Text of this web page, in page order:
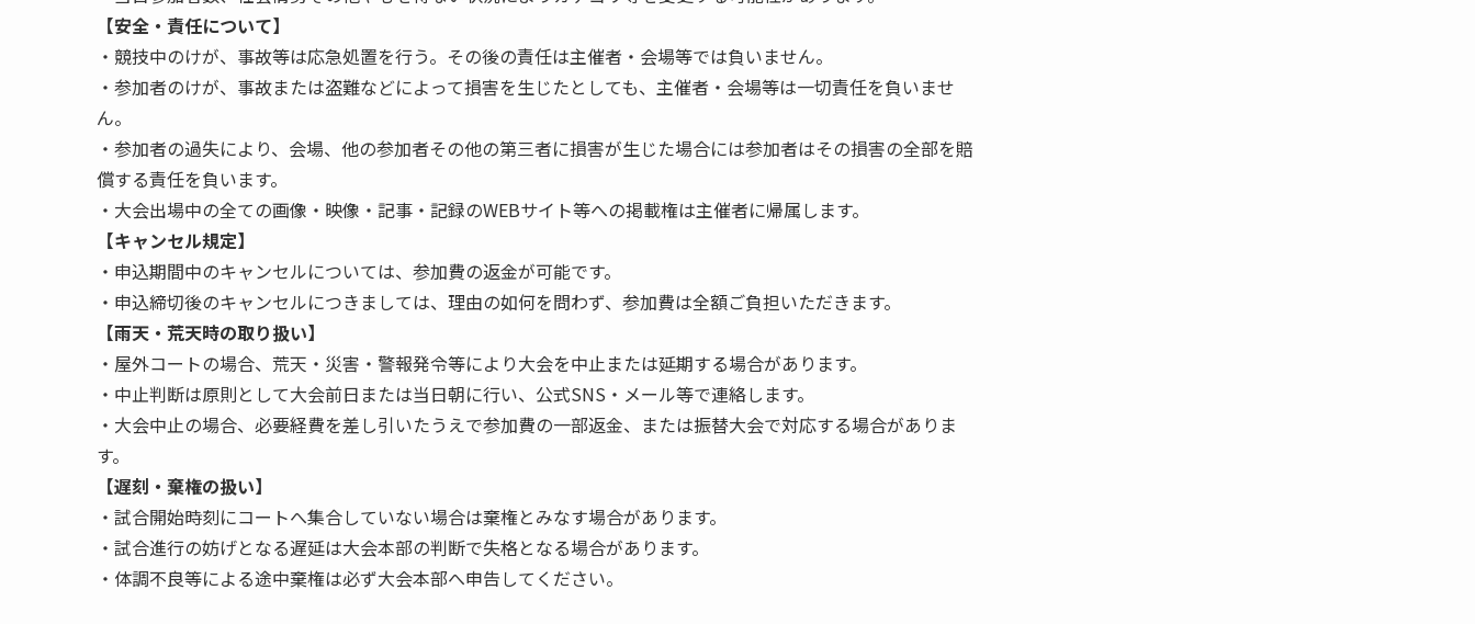
【安全・責任について】
・競技中のけが、事故等は応急処置を行う。その後の責任は主催者・会場等では負いません。
・参加者のけが、事故または盗難などによって損害を生じたとしても、主催者・会場等は一切責任を負いませ
ん。
・参加者の過失により、会場、他の参加者その他の第三者に損害が生じた場合には参加者はその損害の全部を賠
償する責任を負います。
・大会出場中の全ての画像・映像・記事・記録のWEBサイト等への掲載権は主催者に帰属します。
【キャンセル規定】
・申込期間中のキャンセルについては、参加費の返金が可能です。
・申込締切後のキャンセルにつきましては、理由の如何を問わず、参加費は全額ご負担いただきます。
【雨天・荒天時の取り扱い】
・屋外コートの場合、荒天・災害・警報発令等により大会を中止または延期する場合があります。
・中止判断は原則として大会前日または当日朝に行い、公式SNS・メール等で連絡します。
・大会中止の場合、必要経費を差し引いたうえで参加費の一部返金、または振替大会で対応する場合がありま
す。
【遅刻・棄権の扱い】
・試合開始時刻にコートへ集合していない場合は棄権とみなす場合があります。
・試合進行の妨げとなる遅延は大会本部の判断で失格となる場合があります。
・体調不良等による途中棄権は必ず大会本部へ申告してください。